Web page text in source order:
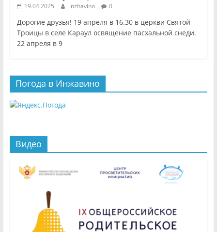
19.04.2025 inzhavino 0
Дорогие друзья! 19 апреля в 16.30 в церкви Святой
Троицы в селе Караул освящение пасхальной снеди.
22 апреля в 9
Погода в Инжавино
Видео